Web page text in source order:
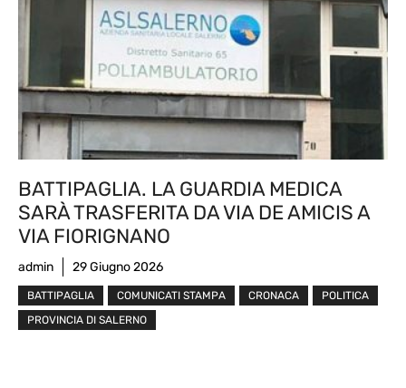
BATTIPAGLIA. LA GUARDIA MEDICA
SARÀ TRASFERITA DA VIA DE AMICIS A
VIA FIORIGNANO
admin 29 Giugno 2026
BATTIPAGLIA COMUNICATI STAMPA CRONACA
POLITICA
PROVINCIA DI SALERNO